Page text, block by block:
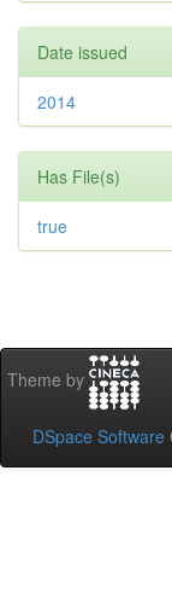
Date issued
2014
Has File(s)
true
Theme by
DSpace Software